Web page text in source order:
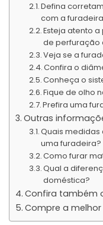
Defina
com a furadeira
Esteja atento
de perfuração
Veja se a
Confira o
Conheça o
Fique de olho
Prefira uma
Outras
Quais
uma furadeira?
Como furar
Qual a
doméstica?
Confira também
Compre a